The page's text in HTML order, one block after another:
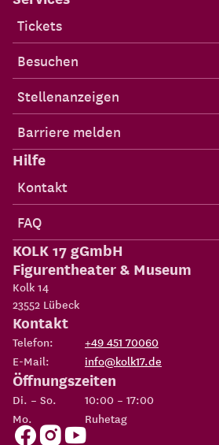
Tickets
Besuchen
Stellenanzeigen
Barriere melden
Hilfe
Kontakt
FAQ
KOLK 17 gGmbH
Figurentheater & Museum
Kolk 14
23552 Lübeck
Kontakt
Telefon:
+49 451 70060
E-Mail:
info@kolk17.de
Öffnungszeiten
Di. – So.
10:00 – 17:00
Mo.
Ruhetag